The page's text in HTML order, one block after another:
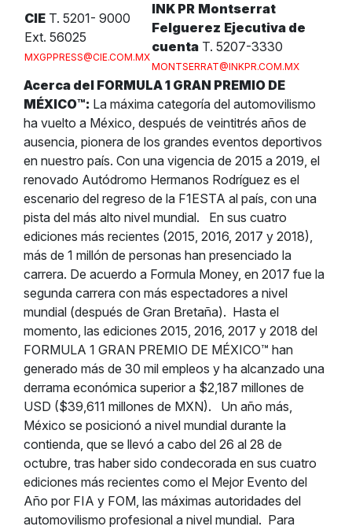
CIE T. 5201- 9000
Ext. 56025
MXGPPRESS@CIE.COM.MX
INK PR Montserrat
Felguerez Ejecutiva de
cuenta T. 5207-3330
MONTSERRAT@INKPR.COM.MX
Acerca del FORMULA 1 GRAN PREMIO DE
MÉXICO™: La máxima categoría del automovilismo
ha vuelto a México, después de veintitrés años de
ausencia, pionera de los grandes eventos deportivos
en nuestro país. Con una vigencia de 2015 a 2019, el
renovado Autódromo Hermanos Rodríguez es el
escenario del regreso de la F1ESTA al país, con una
pista del más alto nivel mundial.
En sus cuatro
ediciones más recientes (2015, 2016, 2017 y 2018),
más de 1 millón de personas han presenciado la
carrera. De acuerdo a Formula Money, en 2017 fue la
segunda carrera con más espectadores a nivel
mundial (después de Gran Bretaña). Hasta el
momento, las ediciones 2015, 2016, 2017 y 2018 del
FORMULA 1 GRAN PREMIO DE MÉXICO™ han
generado más de 30 mil empleos y ha alcanzado una
derrama económica superior a $2,187 millones de
USD ($39,611 millones de MXN).
Un año más,
México se posicionó a nivel mundial durante la
contienda, que se llevó a cabo del 26 al 28 de
octubre, tras haber sido condecorada en sus cuatro
ediciones más recientes como el Mejor Evento del
Año por FIA y FOM, las máximas autoridades del
automovilismo profesional a nivel mundial. Para